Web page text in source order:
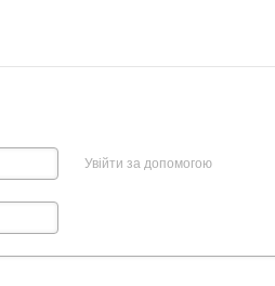
Увійти за допомогою